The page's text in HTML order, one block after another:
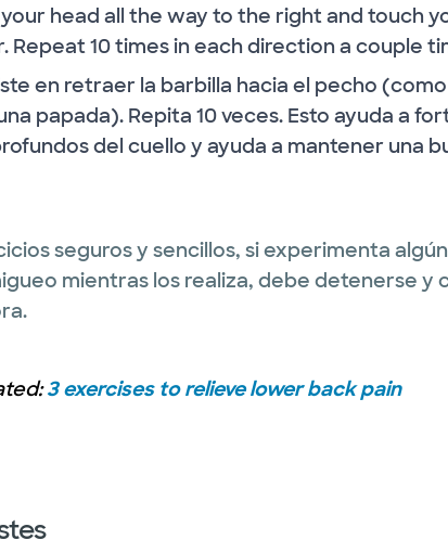
head all the way to the right and touch
Repeat 10 times in each direction a couple
en retraer la barbilla hacia el pecho
papada). Repita 10 veces. Esto ayuda a
del cuello y ayuda a mantener una
seguros y sencillos, si experimenta
mientras los realiza, debe detenerse y
3 exercises to relieve lower back pain